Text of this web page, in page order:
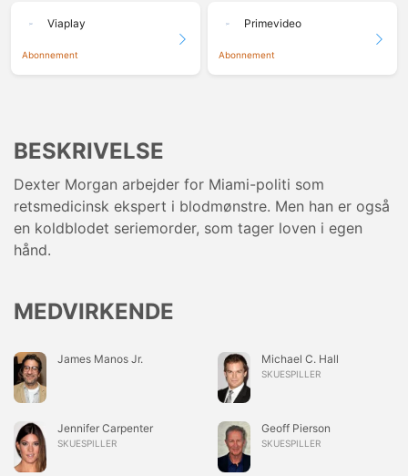
Viaplay
Abonnement
Primevideo
Abonnement
BESKRIVELSE
Dexter Morgan arbejder for Miami-politi som
retsmedicinsk ekspert i blodmønstre. Men han er også
en koldblodet seriemorder, som tager loven i egen
hånd.
MEDVIRKENDE
James Manos Jr. Michael C. Hall
SKUESPILLER
Jennifer Carpenter
SKUESPILLER
Geoff Pierson
SKUESPILLER